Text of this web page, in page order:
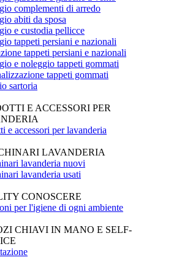
complementi di arredo
abiti da sposa
e custodia pellicce
tappeti persiani e nazionali
tappeti persiani e nazionali
e noleggio tappeti gommati
tappeti gommati
sartoria
E ACCESSORI PER
e accessori per lavanderia
LAVANDERIA
lavanderia nuovi
lavanderia usati
CONOSCERE
per l'igiene di ogni ambiente
CHIAVI IN MANO E SELF-